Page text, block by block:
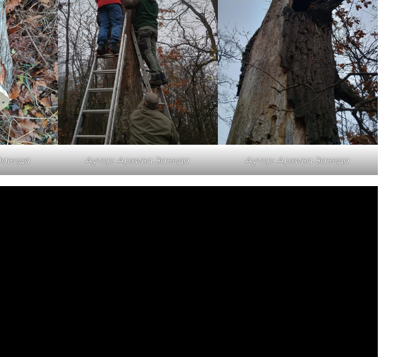
Аутор: Архива Завода Аутор: Архива Завода